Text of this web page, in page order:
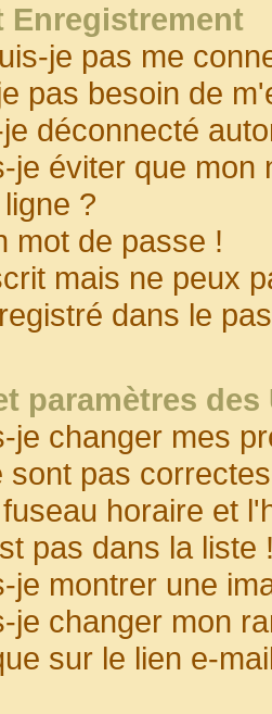
Enregistrement
je pas me
pas besoin de
déconnecté
je éviter que
?
mot de passe !
mais ne peux
dans le
paramètres
je changer mes
sont pas
horaire et
pas dans la liste
je montrer une
je changer mon
sur le lien e-